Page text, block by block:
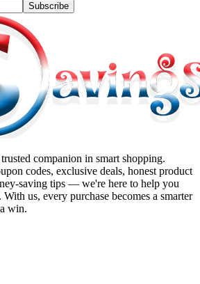
Subscribe
companion in smart shopping.
codes, exclusive deals, honest product
saving tips — we're here to help you
With us, every purchase becomes a smarter
win.